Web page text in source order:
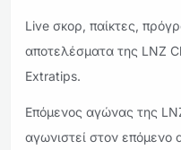
Live σκορ, παίκτες,
αποτελέσματα της LNZ
Extratips.
Επόμενος αγώνας της
αγωνιστεί στον